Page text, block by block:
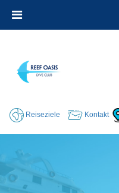
Reiseziele Kontakt